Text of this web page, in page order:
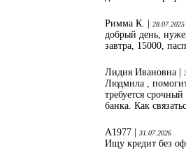
Римма К. | 28.07.2025
добрый день,
завтра, 15000,
Лидия Ивановна |
Людмила ,
требуется
банка. Как
А1977 | 31.07.2026
Ищу кредит без